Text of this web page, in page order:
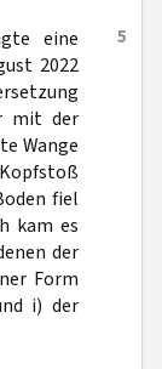
5
eine
2022
mit der
Wange
fiel
kam es
der
Form
i) der